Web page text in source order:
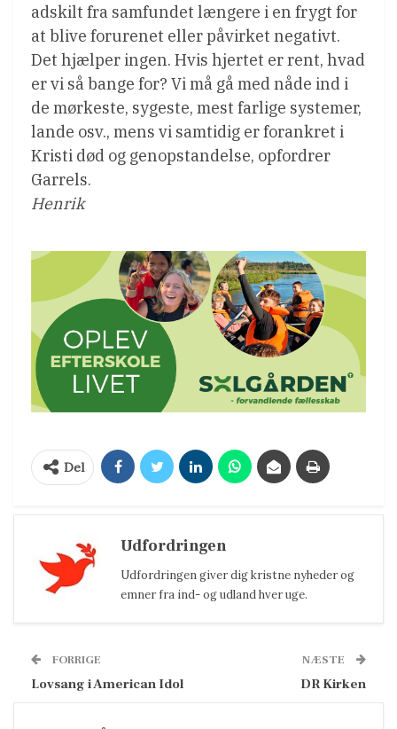
adskilt fra samfundet længere i en frygt for
at blive forurenet eller påvirket negativt.
Det hjælper ingen. Hvis hjertet er rent, hvad
er vi så bange for? Vi må gå med nåde ind i
de mørkeste, sygeste, mest farlige systemer,
lande osv., mens vi samtidig er forankret i
Kristi død og genopstandelse, opfordrer
Garrels.
Henrik
Del
Udfordringen
Udfordringen giver dig kristne nyheder og
emner fra ind- og udland hver uge.
FORRIGE
Lovsang i American Idol
NÆSTE
DR Kirken